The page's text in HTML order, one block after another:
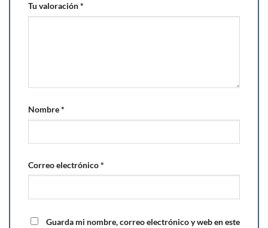
Tu valoración*
Nombre*
Correo electrónico*
Guarda mi nombre, correo electrónico y web en este